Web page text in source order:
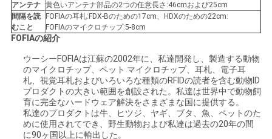
アンテナ 黄色いアンテナ部品の2つの任意長さ:46cmおよび25cm
間隔を読
むこと
FOFIAの耳札:FDX-Bのための17cm、HDXのための22cm:
FOFIAのマイクロチップ:5-8cm
FOFIAの紹介
ウーシーFOFIAは江蘇の2002年に、私達開発し、製造する動物
のマイクロチップ、ペット マイクロチップ、耳札、電子耳
札、視覚耳札およびいろいろな種類のRFIDの読者を含む動物ID
プロダクトの大きい範囲を創設された。私達は世界中で動物飼
育に完全なハードウェア解決をさまざまな国に提供する。
私達のプロダクトは牛、ヒツジ、ヤギ、ブタ、魚、ペットのた
めに使用されてでき、野生動物および私達は過去の20年の間
に90ヶ国以上に輸出した。